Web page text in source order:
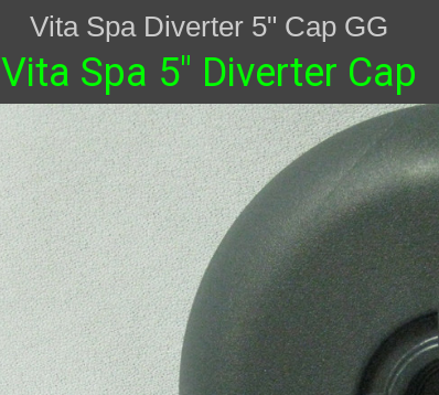
Vita Spa Diverter 5" Cap GG
Vita Spa 5" Diverter Cap